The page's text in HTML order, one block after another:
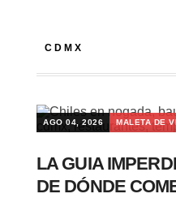
CDMX
AGO 04, 2026 MALETA DE
LA GUIA
DE DÓNDE